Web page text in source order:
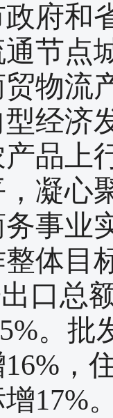
府和
节点
物流
经济
品上
凝心
事业
整体目
口总
。批
，
17%